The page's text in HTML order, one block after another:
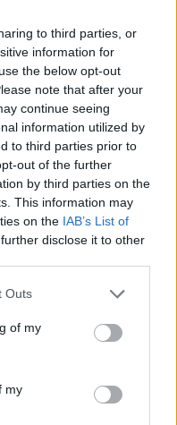
to third parties, or
information for
the below opt-out
note that after your
continue seeing
information utilized by
to third parties prior to
out of the further
by third parties on the
This information may
on the IAB’s List of
disclose it to other
Outs
of my
my
video, ki bi nas utegnila
pomurec.com
cajtng